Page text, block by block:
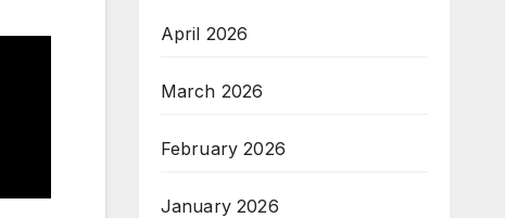
April 2026
March 2026
February 2026
January 2026